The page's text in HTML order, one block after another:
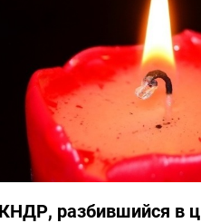
разбившийся в